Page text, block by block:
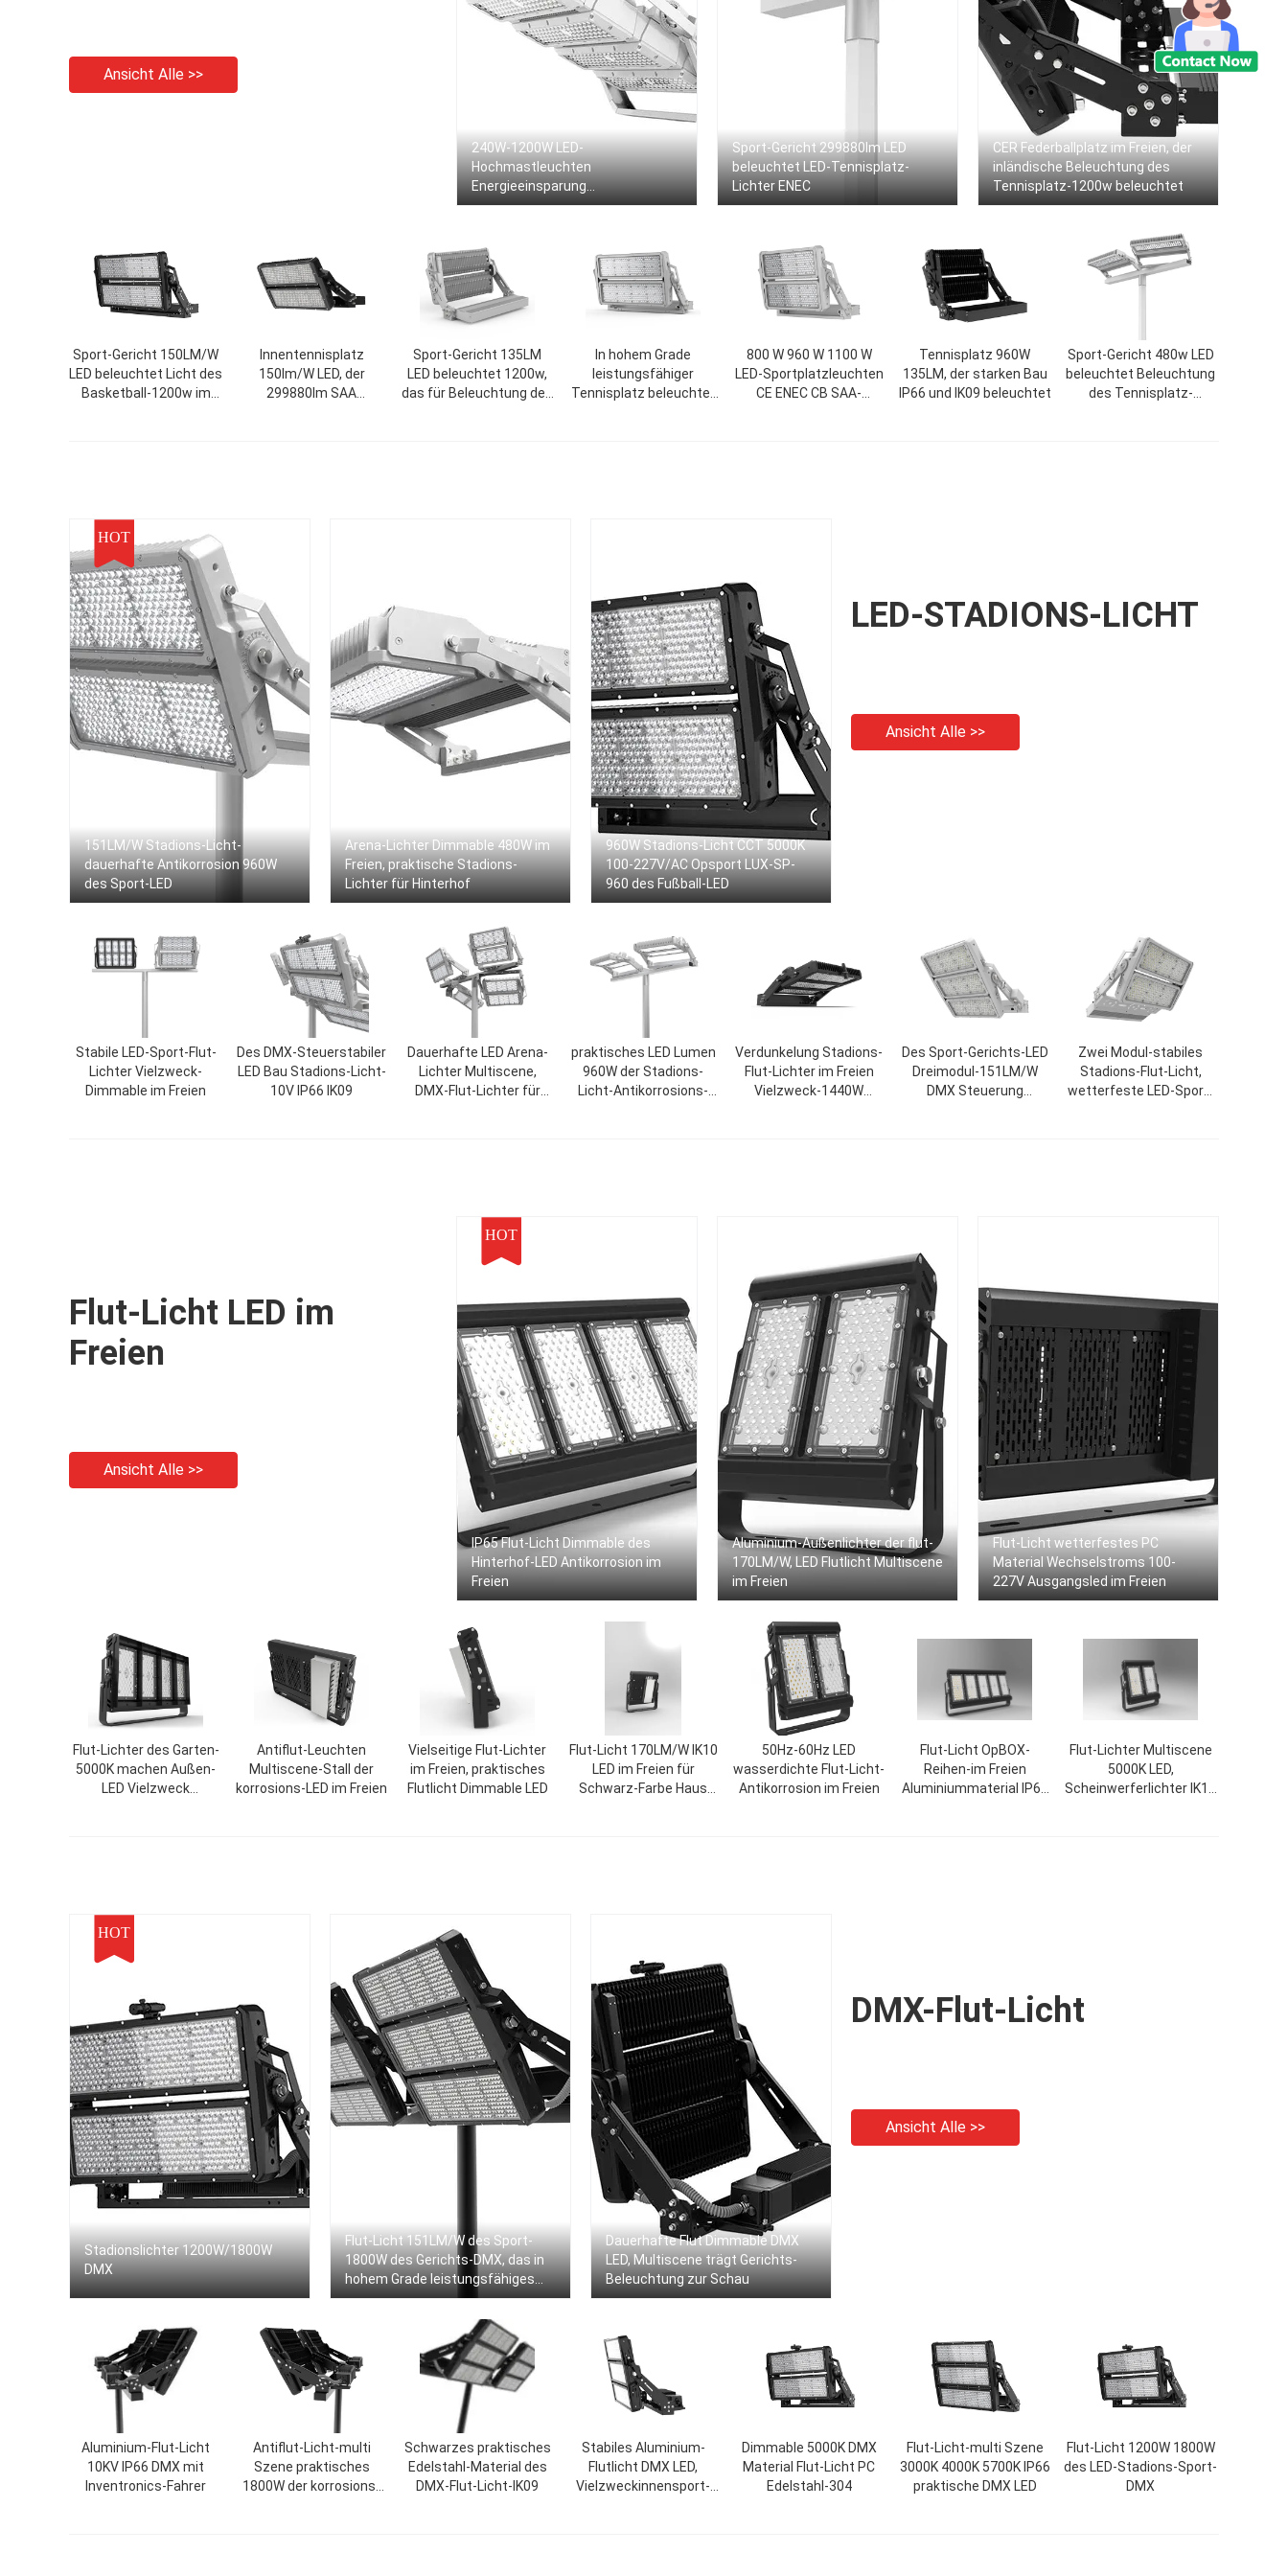
Ansicht Alle >>
240W-1200W LED-
Hochmastleuchten
Energieeinsparung
Beleuchtungslösung
Sport-Gericht 299880lm LED
beleuchtet LED-Tennisplatz-
Lichter ENEC
CER Federballplatz im Freien, der
inländische Beleuchtung des
Tennisplatz-1200w beleuchtet
Sport-Gericht 150LM/W
LED beleuchtet Licht des
Basketball-1200w im
Innentennisplatz
150lm/W LED, der
299880lm SAA
Sport-Gericht 135LM
LED beleuchtet 1200w,
das für Beleuchtung des
In hohem Grade
leistungsfähiger
Tennisplatz beleuchtet
800 W 960 W 1100 W
LED-Sportplatzleuchten
CE ENEC CB SAA-
Tennisplatz 960W
135LM, der starken Bau
IP66 und IK09 beleuchtet
Sport-Gericht 480w LED
beleuchtet Beleuchtung
des Tennisplatz-
HOT
151LM/W Stadions-Licht-
dauerhafte Antikorrosion 960W
des Sport-LED
Arena-Lichter Dimmable 480W im
Freien, praktische Stadions-
Lichter für Hinterhof
960W Stadions-Licht CCT 5000K
100-227V/AC Opsport LUX-SP-
960 des Fußball-LED
LED-STADIONS-LICHT
Ansicht Alle >>
Stabile LED-Sport-Flut-
Lichter Vielzweck-
Dimmable im Freien
Des DMX-Steuerstabiler
LED Bau Stadions-Licht-
10V IP66 IK09
Dauerhafte LED Arena-
Lichter Multiscene,
DMX-Flut-Lichter für
praktisches LED Lumen
960W der Stadions-
Licht-Antikorrosions-
Verdunkelung Stadions-
Flut-Lichter im Freien
Vielzweck-1440W
Des Sport-Gerichts-LED
Dreimodul-151LM/W
DMX Steuerung
Zwei Modul-stabiles
Stadions-Flut-Licht,
wetterfeste LED-Sport-
Flut-Licht LED im
Freien
Ansicht Alle >>
HOT
IP65 Flut-Licht Dimmable des
Hinterhof-LED Antikorrosion im
Freien
Aluminium-Außenlichter der flut-
170LM/W, LED Flutlicht Multiscene
im Freien
Flut-Licht wetterfestes PC
Material Wechselstroms 100-
227V Ausgangsled im Freien
Flut-Lichter des Garten-
5000K machen Außen-
LED Vielzweck
Antiflut-Leuchten
Multiscene-Stall der
korrosions-LED im Freien
Vielseitige Flut-Lichter
im Freien, praktisches
Flutlicht Dimmable LED
Flut-Licht 170LM/W IK10
LED im Freien für
Schwarz-Farbe Haus
50Hz-60Hz LED
wasserdichte Flut-Licht-
Antikorrosion im Freien
Flut-Licht OpBOX-
Reihen-im Freien
Aluminiummaterial IP65
Flut-Lichter Multiscene
5000K LED,
Scheinwerferlichter IK10
HOT
Stadionslichter 1200W/1800W
DMX
Flut-Licht 151LM/W des Sport-
1800W des Gerichts-DMX, das in
hohem Grade leistungsfähiges
verdunkelt
Dauerhafte Flut Dimmable DMX
LED, Multiscene trägt Gerichts-
Beleuchtung zur Schau
DMX-Flut-Licht
Ansicht Alle >>
Aluminium-Flut-Licht
10KV IP66 DMX mit
Inventronics-Fahrer
Antiflut-Licht-multi
Szene praktisches
1800W der korrosions-
Schwarzes praktisches
Edelstahl-Material des
DMX-Flut-Licht-IK09
Stabiles Aluminium-
Flutlicht DMX LED,
Vielzweckinnensport-
Dimmable 5000K DMX
Material Flut-Licht PC
Edelstahl-304
Flut-Licht-multi Szene
3000K 4000K 5700K IP66
praktische DMX LED
Flut-Licht 1200W 1800W
des LED-Stadions-Sport-
DMX